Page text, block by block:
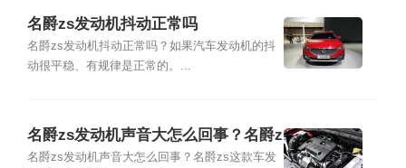
名爵zs发动机抖动正常吗
名爵zs发动机抖动正常吗？如果汽车发动机的抖
动很平稳、有规律是正常的。...
名爵zs发动机声音大怎么回事？名爵z
s这款车发动机声音大原因
名爵zs发动机声音大怎么回事？名爵zs这款车发